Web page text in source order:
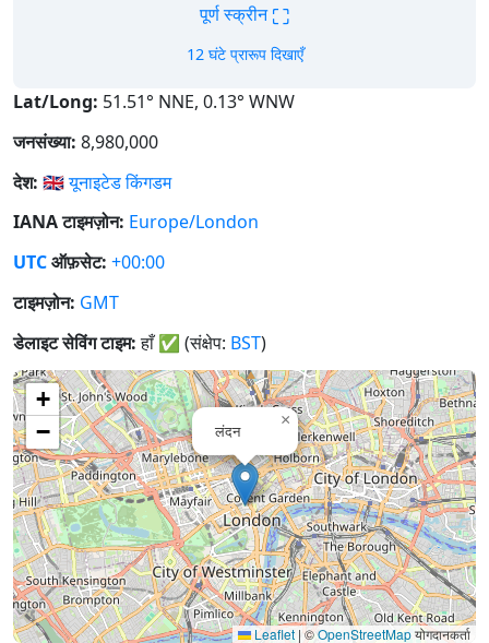
पूर्ण स्क्रीन⛶
12 घंटे प्रारूप दिखाएँ
Lat/Long: 51.51° NNE, 0.13° WNW
जनसंख्या: 8,980,000
देश: 🇬🇧यूनाइटेड किंगडम
IANA टाइमज़ोन: Europe/London
UTCऑफ़सेट: +00:00
टाइमज़ोन: GMT
डेलाइट सेविंग टाइम:हाँ✅ (संक्षेप: BST)
लंदन
×
+
−
Leaflet | ©OpenStreetMapयोगदानकर्ता